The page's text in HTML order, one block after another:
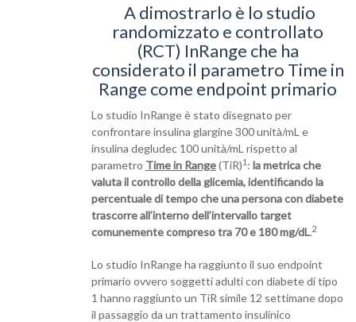
A dimostrarlo è lo studio
randomizzato e controllato
(RCT) InRange che ha
considerato il parametro Time in
Range come endpoint primario
Lo studio InRange è stato disegnato per
confrontare insulina glargine 300 unità/mL e
insulina degludec 100 unità/mL rispetto al
parametro Time in Range(TiR)1 : la metrica che
valuta il controllo della glicemia, identificando la
percentuale di tempo che una persona con diabete
trascorre all’interno dell’intervallo target
comunemente compreso tra 70 e 180 mg/dL.2
Lo studio InRange ha raggiunto il suo endpoint
primario ovvero soggetti adulti con diabete di tipo
1 hanno raggiunto un TiR simile 12 settimane dopo
il passaggio da un trattamento insulinico